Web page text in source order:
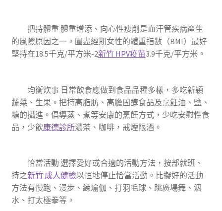
把持體重 體重增添、向心性瘦削是血汗管疾病產生
的風險原因之一。圍盡經期女性的體重指數（BMI）最好
堅持在18.5千克/平方米-2新竹 HPV疫苗3.9千克/平方米。
均衡炊事 日常飲食應做到食品品種多樣，多吃新穎
蔬菜、生果。把持高脂肪、高膽固醇食品及烹飪油、鹽、
糖的攝進。倡導蒸、煮等安康的烹飪方式，少吃安慰性食
品，少飲康德診所濃茶、咖啡，戒煙限酒。
恰當活動 選擇愛好或合適的活動方法，按部就班、
持之新竹 成人健檢以恒地停止恰當活動。比擬好的活動
方法有慢跑、漫步、練瑜伽、打羽毛球、跳廣場舞、泅
水、打太極拳等。